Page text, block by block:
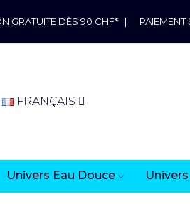
GRATUITE DÈS 90 CHF* | PAIEMENT
FRANÇAIS
Univers Eau Douce